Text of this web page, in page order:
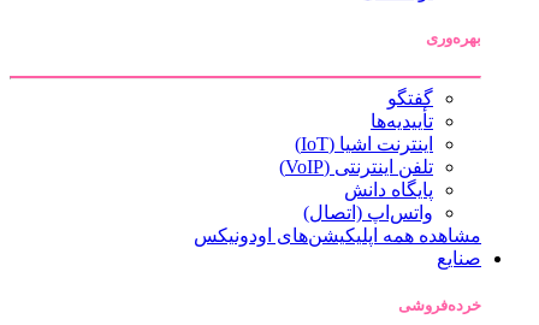
بهره‌وری
گفتگو
تأییدیه‌ها
اینترنت اشیا (IoT)
تلفن اینترنتی (VoIP)
پایگاه دانش
واتس‌اپ (اتصال)
مشاهده همه اپلیکیشن‌های اودونیکس
صنایع
خرده‌فروشی